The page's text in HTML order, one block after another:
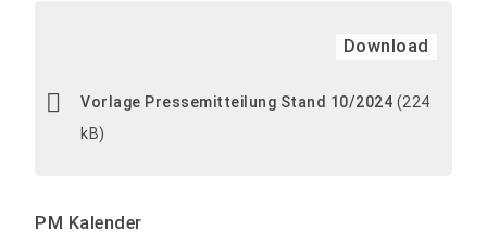
Download
Vorlage Pressemitteilung Stand 10/2024 (224
kB)
PM Kalender